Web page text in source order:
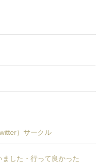
）サークル
した・行って良かった